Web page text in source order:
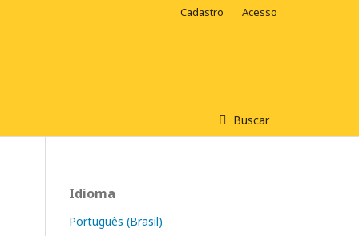
Buscar
Cadastro Acesso
Idioma
Português (Brasil)